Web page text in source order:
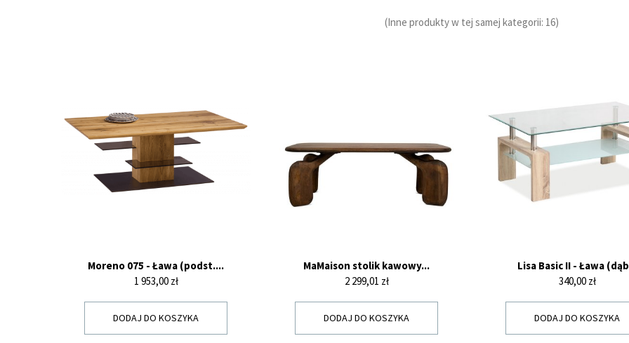
(Inne produkty w tej samej kategorii: 16)
Moreno 075 - Ława (podst....
Cena
1 953,00 zł
DODAJ DO KOSZYKA
MaMaison stolik kawowy...
Cena
2 299,01 zł
DODAJ DO KOSZYKA
Lisa Basic II - Ława
Cena
340,00 zł
DODAJ DO KOSZYKA